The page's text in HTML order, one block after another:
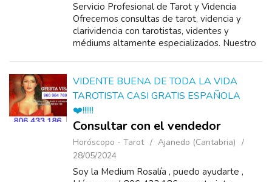
Servicio Profesional de Tarot y Videncia
Ofrecemos consultas de tarot, videncia y
clarividencia con tarotistas, videntes y
médiums altamente especializados. Nuestro
VIDENTE BUENA DE TODA LA VIDA
TAROTISTA CASI GRATIS ESPAÑOLA
❤️!!!!!!
Consultar con el vendedor
Horóscopo - Tarot
Ajanedo (Cantabria)
28/05/2024
Soy la Medium Rosalía , puedo ayudarte ,